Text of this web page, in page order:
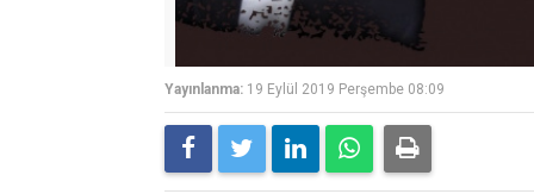
Yayınlanma: 19 Eylül 2019 Perşembe 08:09